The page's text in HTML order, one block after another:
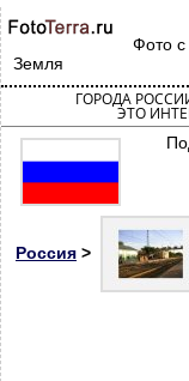
Фото
Земля
ГОРОДА
ЭТО
Россия >